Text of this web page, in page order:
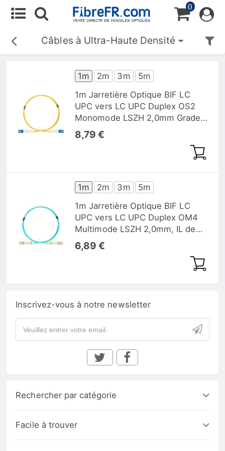
0
Câbles à Ultra-Haute Densité
1m 2m 3m
5m
1m Jarretière Optique BIF LC
UPC vers LC UPC Duplex OS2
Monomode LSZH 2,0mm Grade
B, IL Typique de 0,12dB
8,79 €
1m 2m 3m
5m
1m Jarretière Optique BIF LC
UPC vers LC UPC Duplex OM4
Multimode LSZH 2,0mm, IL de
0,15dB
6,89 €
Inscrivez-vous à notre newsletter
Rechercher par catégorie
Facile à trouver